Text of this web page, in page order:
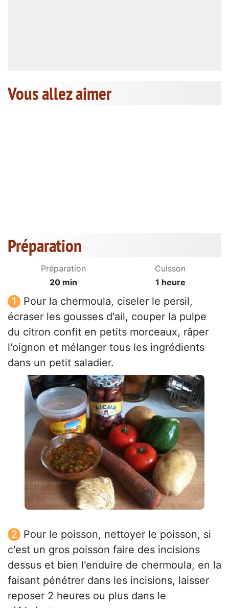
Vous allez aimer
Préparation
Préparation
20 min
Cuisson
1 heure
Pour la chermoula, ciseler le persil,
écraser les gousses d'ail, couper la pulpe
du citron confit en petits morceaux, râper
l'oignon et mélanger tous les ingrédients
dans un petit saladier.
Pour le poisson, nettoyer le poisson, si
c'est un gros poisson faire des incisions
dessus et bien l'enduire de chermoula, en la
faisant pénétrer dans les incisions, laisser
reposer 2 heures ou plus dans le